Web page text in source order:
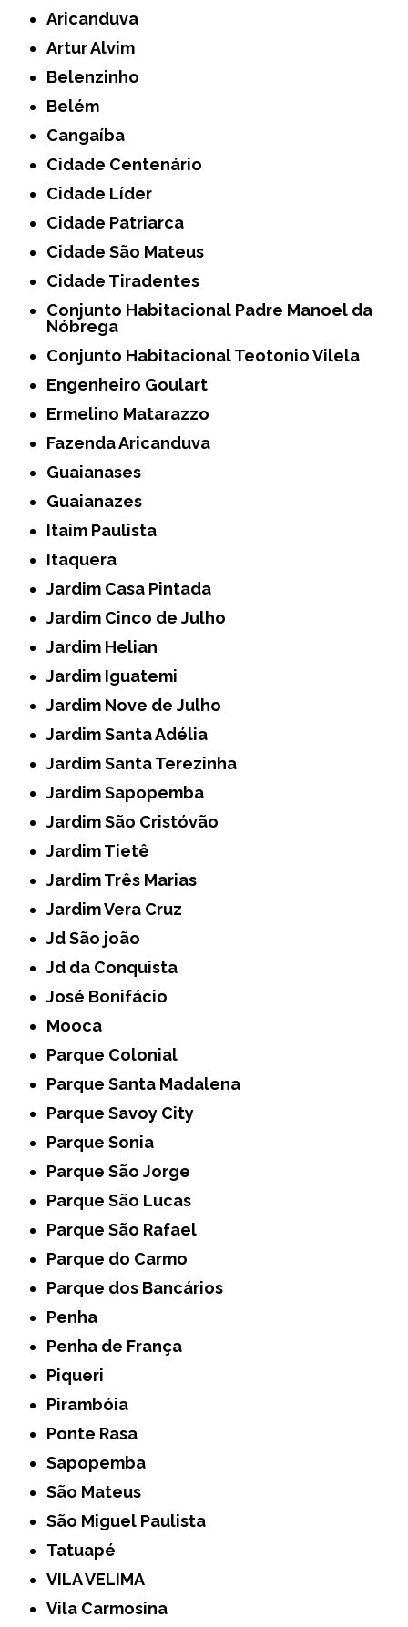
Aricanduva
Artur Alvim
Belenzinho
Belém
Cangaíba
Cidade Centenário
Cidade Líder
Cidade Patriarca
Cidade São Mateus
Cidade Tiradentes
Conjunto Habitacional Padre Manoel da
Nóbrega
Conjunto Habitacional Teotonio Vilela
Engenheiro Goulart
Ermelino Matarazzo
Fazenda Aricanduva
Guaianases
Guaianazes
Itaim Paulista
Itaquera
Jardim Casa Pintada
Jardim Cinco de Julho
Jardim Helian
Jardim Iguatemi
Jardim Nove de Julho
Jardim Santa Adélia
Jardim Santa Terezinha
Jardim Sapopemba
Jardim São Cristóvão
Jardim Tietê
Jardim Três Marias
Jardim Vera Cruz
Jd São joão
Jd da Conquista
José Bonifácio
Mooca
Parque Colonial
Parque Santa Madalena
Parque Savoy City
Parque Sonia
Parque São Jorge
Parque São Lucas
Parque São Rafael
Parque do Carmo
Parque dos Bancários
Penha
Penha de França
Piqueri
Pirambóia
Ponte Rasa
Sapopemba
São Mateus
São Miguel Paulista
Tatuapé
VILA VELIMA
Vila Carmosina